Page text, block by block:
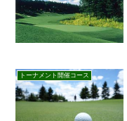
トーナメント開催コース